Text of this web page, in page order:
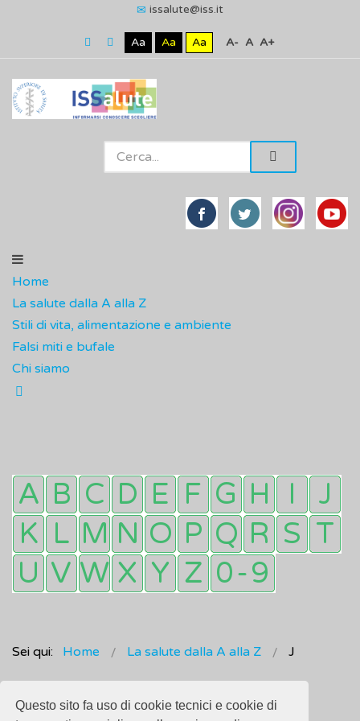
Questo sito fa uso di cookie tecnici e cookie di
issalute@iss.it
Aa Aa Aa A- A A+
Home
La salute dalla A alla Z
Stili di vita, alimentazione e ambiente
Falsi miti e bufale
Chi siamo
Sei qui: Home La salute dalla A alla Z J